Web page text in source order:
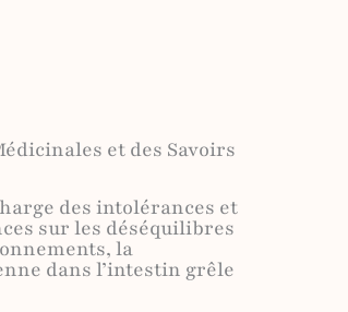
et des Savoirs
des intolérances et
sur les déséquilibres
la
dans l’intestin grêle